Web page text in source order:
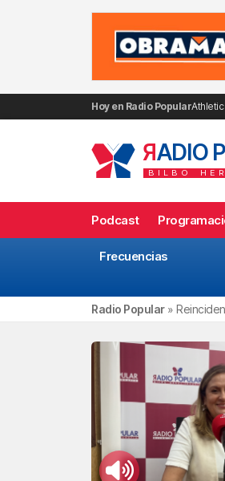
Hoy en Radio Popular
RADIO
BILBO
Podcast
Frecuencias
Radio Popular»